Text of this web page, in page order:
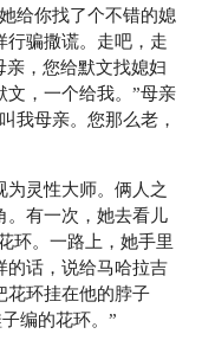
给你找了个不错的媳
行骗撒谎。走吧，走
，您给默文找媳妇
文，一个给我。”母亲
我母亲。您那么老，
为灵性大师。俩人之
。有一次，她去看儿
环。一路上，她手里
的话，说给马哈拉吉
花环挂在他的脖子
编的花环。”